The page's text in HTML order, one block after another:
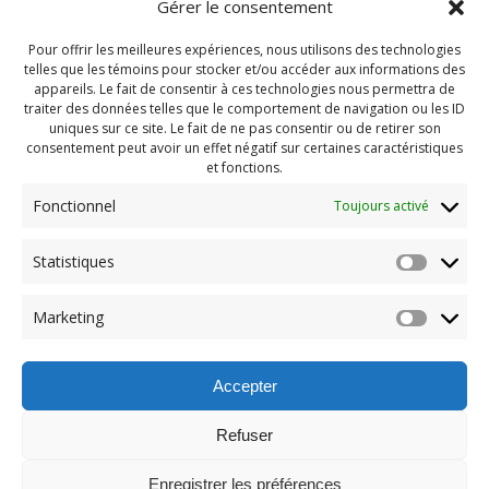
Gérer le consentement
Pour offrir les meilleures expériences, nous utilisons des technologies
telles que les témoins pour stocker et/ou accéder aux informations des
appareils. Le fait de consentir à ces technologies nous permettra de
traiter des données telles que le comportement de navigation ou les ID
uniques sur ce site. Le fait de ne pas consentir ou de retirer son
consentement peut avoir un effet négatif sur certaines caractéristiques
et fonctions.
Fonctionnel Toujours activé
Statistiques
Marketing
Accepter
Refuser
Enregistrer les préférences
Navigation
de
l'article
Previous:
post: